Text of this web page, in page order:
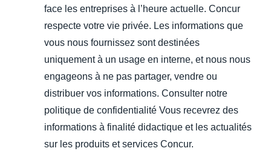
face les entreprises à l’heure actuelle. Concur
respecte votre vie privée. Les informations que
vous nous fournissez sont destinées
uniquement à un usage en interne, et nous nous
engageons à ne pas partager, vendre ou
distribuer vos informations. Consulter notre
politique de confidentialité Vous recevrez des
informations à finalité didactique et les actualités
sur les produits et services Concur.